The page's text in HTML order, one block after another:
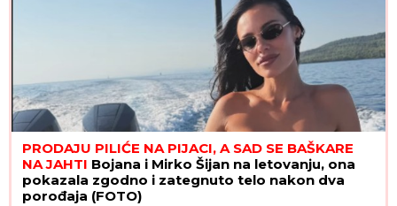
PRODAJU PILIĆE NA PIJACI, A SAD SE BAŠKARE
NA JAHTI Bojana i Mirko Šijan na letovanju, ona
pokazala zgodno i zategnuto telo nakon dva
porođaja (FOTO)